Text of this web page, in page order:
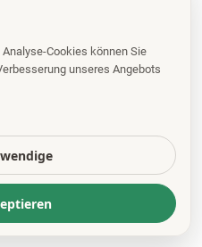
Cookies können Sie
unseres Angebots